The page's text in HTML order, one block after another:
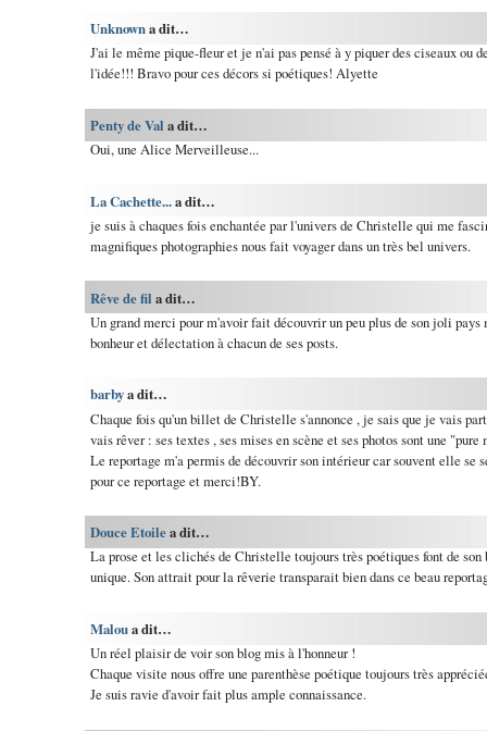
Unknowna dit…
J'ai le même pique-fleur et je n'ai pas pensé à y piquer des ciseaux ou
l'idée!!! Bravo pour ces décors si poétiques! Alyette
Penty de Val a dit…
Oui, une Alice Merveilleuse...
La Cachette...a dit…
je suis à chaques fois enchantée par l'univers de Christelle qui me
magnifiques photographies nous fait voyager dans un très bel univers.
Rêve de fil a dit…
Un grand merci pour m'avoir fait découvrir un peu plus de son joli
bonheur et délectation à chacun de ses posts.
barbya dit…
Chaque fois qu'un billet de Christelle s'annonce , je sais que je vais
vais rêver : ses textes , ses mises en scène et ses photos sont une
Le reportage m'a permis de découvrir son intérieur car souvent elle se
pour ce reportage et merci!BY.
Douce Etoilea dit…
La prose et les clichés de Christelle toujours très poétiques font de son
unique. Son attrait pour la rêverie transparait bien dans ce beau
Maloua dit…
Un réel plaisir de voir son blog mis à l'honneur !
Chaque visite nous offre une parenthèse poétique toujours très
Je suis ravie d'avoir fait plus ample connaissance.